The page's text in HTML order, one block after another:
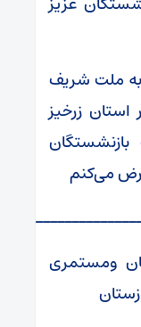
ملت شریف
استان زرخیز
می‌کنم
ومستمری